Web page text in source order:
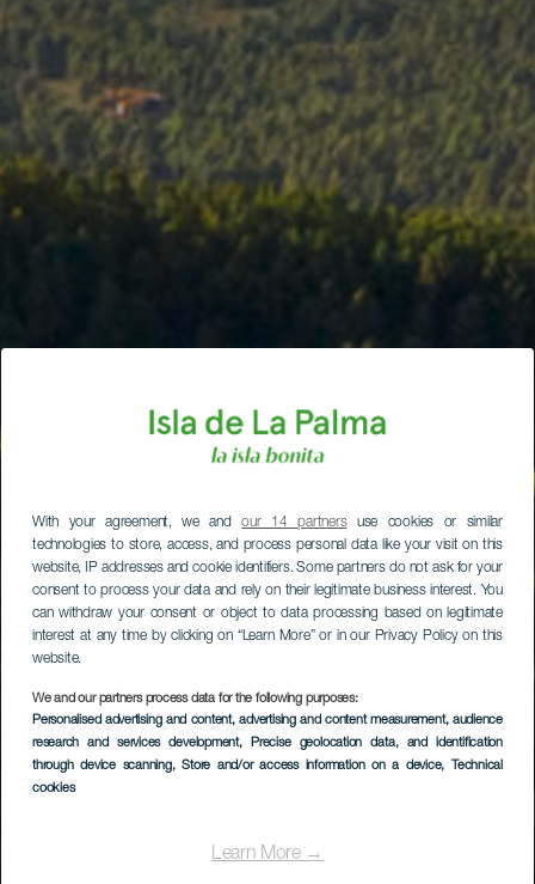
With your agreement, we andour 14 partnersuse cookies or similar
technologies to store, access, and process personal data like your visit on this
website, IP addresses and cookie identifiers. Some partners do not ask for your
consent to process your data and rely on their legitimate business interest. You
can withdraw your consent or object to data processing based on legitimate
interest at any time by clicking on “Learn More” or in our Privacy Policy on this
website.
We and our partners process data for the following purposes:
Personalised advertising and content, advertising and content measurement, audience
research and services development, Precise geolocation data, and identification
through device scanning, Store and/or access information on a device, Technical
cookies
Learn More →